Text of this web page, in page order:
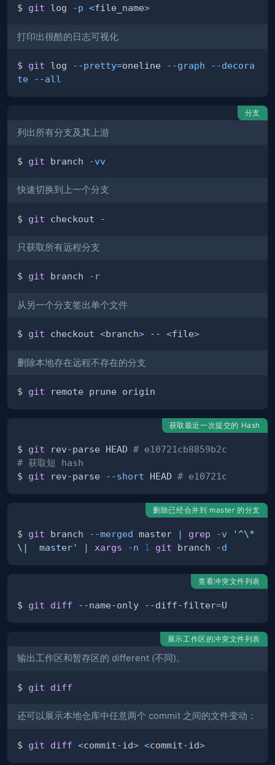
$ git log -p <file_name>
打印出很酷的日志可视化
$ git log --pretty=oneline --graph
--decora
te
--all
分支
列出所有分支及其上游
$ git branch -vv
快速切换到上一个分支
$ git
只获取所有远程分支
$ git branch -r
从另一个分支签出单个文件
$ git checkout <branch> -- <file>
删除本地存在远程不存在的分支
$ git
获取最近一次提交的 Hash
$ git rev-parse HEAD # e10721cb8859b2c
# 获取短 hash
$ git rev-parse --short HEAD # e10721c
删除已经合并到 master 的分支
$ git branch --merged master | grep -v
'^\*
\|  master'
| xargs -n 1 git branch -d
查看冲突文件列表
$ git diff --name-only --diff-filter=
展示工作区的冲突文件列表
输出工作区和暂存区的 different (不同)。
$ git diff
还可以展示本地仓库中任意两个 commit 之间的文件变动：
$ git diff <commit-id> <commit-id>